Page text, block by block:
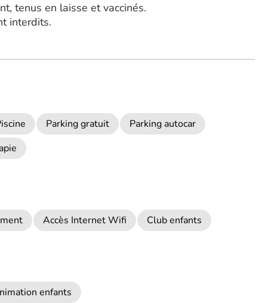
tenus en laisse et vaccinés.
interdits.
Parking gratuit
Parking autocar
Accès Internet Wifi Club enfants
enfants